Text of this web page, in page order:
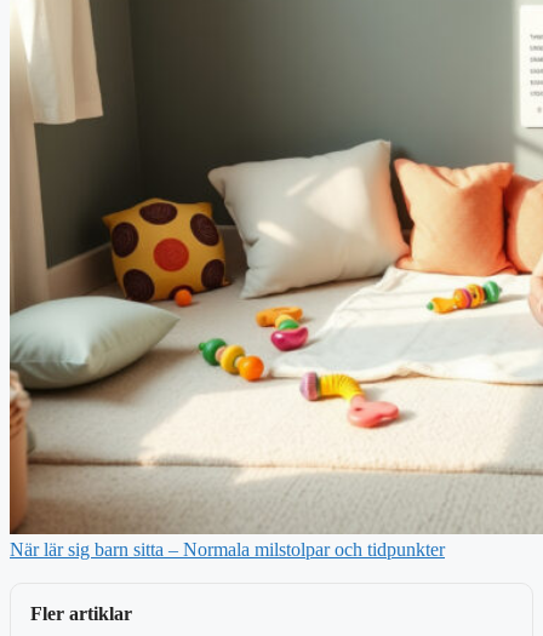
När lär sig barn sitta – Normala milstolpar och tidpunkter
Fler artiklar